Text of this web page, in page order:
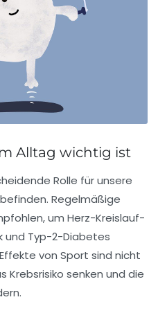
Alltag wichtig ist
Rolle für unsere
Regelmäßige
um Herz-Kreislauf-
und Typ-2-Diabetes
von Sport sind nicht
Krebsrisiko senken und die